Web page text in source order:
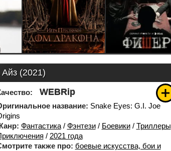
(2021)
WEBRip
название: Snake Eyes: G.I. Joe
Фантастика/ Фэнтези/ Боевики/ Триллеры
/ 2021 года
также про: боевые искусства, бои и